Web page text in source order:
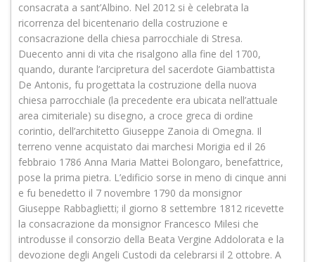
consacrata a sant’Albino. Nel 2012 si è celebrata la
ricorrenza del bicentenario della costruzione e
consacrazione della chiesa parrocchiale di Stresa.
Duecento anni di vita che risalgono alla fine del 1700,
quando, durante l’arcipretura del sacerdote Giambattista
De Antonis, fu progettata la costruzione della nuova
chiesa parrocchiale (la precedente era ubicata nell’attuale
area cimiteriale) su disegno, a croce greca di ordine
corintio, dell’architetto Giuseppe Zanoia di Omegna. Il
terreno venne acquistato dai marchesi Morigia ed il 26
febbraio 1786 Anna Maria Mattei Bolongaro, benefattrice,
pose la prima pietra. L’edificio sorse in meno di cinque anni
e fu benedetto il 7 novembre 1790 da monsignor
Giuseppe Rabbaglietti; il giorno 8 settembre 1812 ricevette
la consacrazione da monsignor Francesco Milesi che
introdusse il consorzio della Beata Vergine Addolorata e la
devozione degli Angeli Custodi da celebrarsi il 2 ottobre. A